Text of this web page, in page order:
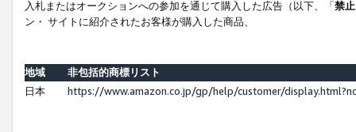
入札またはオークションへの参加を通じて購入した広告（以下、「禁
ン・ サイトに紹介されたお客様が購入した商品、
地域
非包括的商標リスト
日本
https://www.amazon.co.jp/gp/help/customer/